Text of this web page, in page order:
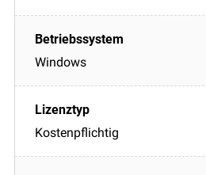
Windows
Kostenpflichtig